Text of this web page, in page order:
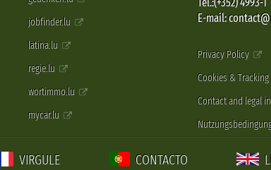
jobfinder.lu
latina.lu
regie.lu
wortimmo.lu
mycar.lu
E-mail:
Privacy Policy
Cookies & Tracking
Contact and legal
VIRGULE CONTACTO